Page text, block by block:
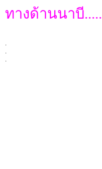
ทางด้านนาบี.....
.
.
.